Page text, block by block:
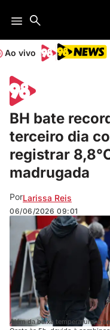
Ao vivo
BH bate
terceiro dia
registrar
madrugada
PorLarissa Reis
06/06/2026 09:01
Além da baixa temperatura, a